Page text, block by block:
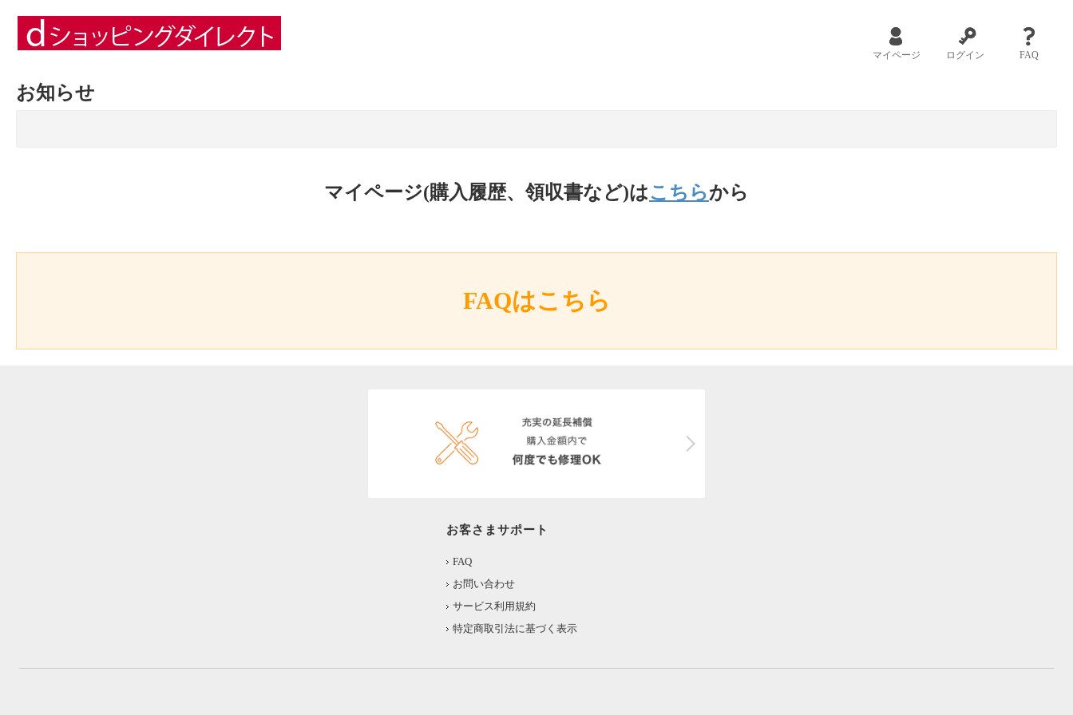
マイページ ログイン FAQ
お知らせ
マイページ(購入履歴、領収書など)はこちらから
FAQはこちら
お客さまサポート
FAQ
お問い合わせ
サービス利用規約
特定商取引法に基づく表示